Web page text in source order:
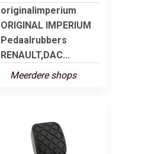
originalimperium
ORIGINAL IMPERIUM
Pedaalrubbers
RENAULT,DAC...
Meerdere shops